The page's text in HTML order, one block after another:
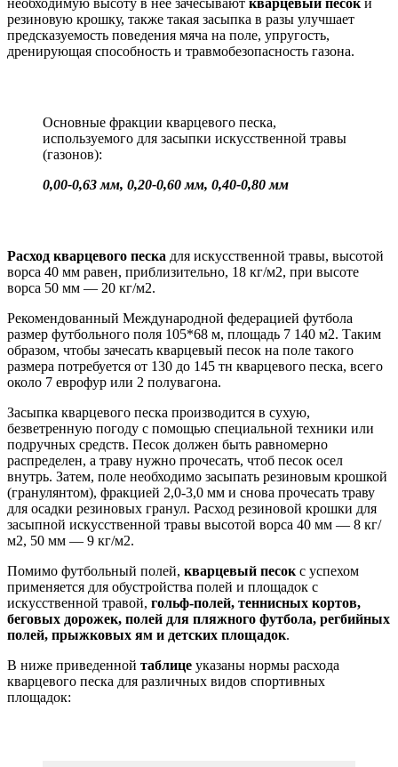
резиновую крошку, также такая засыпка в разы улучшает
предсказуемость поведения мяча на поле, упругость,
дренирующая способность и травмобезопасность газона.
Основные фракции кварцевого песка,
используемого для засыпки искусственной травы
(газонов):
0,00-0,63 мм, 0,20-0,60 мм, 0,40-0,80 мм
Расход кварцевого песка для искусственной травы, высотой
ворса 40 мм равен, приблизительно, 18 кг/м2, при высоте
ворса 50 мм — 20 кг/м2.
Рекомендованный Международной федерацией футбола
размер футбольного поля 105*68 м, площадь 7 140 м2. Таким
образом, чтобы зачесать кварцевый песок на поле такого
размера потребуется от 130 до 145 тн кварцевого песка, всего
около 7 еврофур или 2 полувагона.
Засыпка кварцевого песка производится в сухую,
безветренную погоду с помощью специальной техники или
подручных средств. Песок должен быть равномерно
распределен, а траву нужно прочесать, чтоб песок осел
внутрь. Затем, поле необходимо засыпать резиновым крошкой
(гранулянтом), фракцией 2,0-3,0 мм и снова прочесать траву
для осадки резиновых гранул. Расход резиновой крошки для
засыпной искусственной травы высотой ворса 40 мм — 8 кг/
м2, 50 мм — 9 кг/м2.
Помимо футбольный полей, кварцевый песок с успехом
применяется для обустройства полей и площадок с
искусственной травой, гольф-полей, теннисных кортов,
беговых дорожек, полей для пляжного футбола, регбийных
полей, прыжковых ям и детских площадок.
В ниже приведенной таблице указаны нормы расхода
кварцевого песка для различных видов спортивных
площадок: